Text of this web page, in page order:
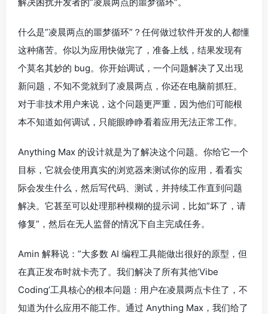
什么是”凌晨两点的噩梦循环”？任何做过软件开发的人都懂
这种痛苦。你以为应用快做完了，准备上线，结果发现有
个莫名其妙的 bug。你开始调试，一个问题解决了又出现
新问题，不知不觉就到了凌晨两点，你还在电脑前抓狂。
对于非技术用户来说，这个问题更严重，因为他们可能根
本不知道如何调试，只能眼睁睁看着应用无法正常工作。
Anything Max 的设计就是为了解决这个问题。你给它一个
目标，它就会使用真实的浏览器来测试你的应用，看看实
际会发生什么，然后写代码、测试，并持续工作直到问题
解决。它甚至可以处理那种模糊的提示词，比如”坏了，请
修复”，然后在无人监督的情况下自主完成任务。
Amin 解释说：”大多数 AI 编程工具能做出很好的原型，但
在真正发布时就卡壳了。我们解决了所有其他’Vibe
Coding’工具核心的根本问题：用户在凌晨两点卡住了，不
知道为什么应用不能工作。通过 Anything Max，我们给了